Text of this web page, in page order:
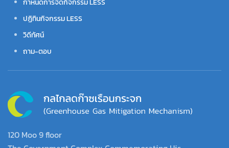
กำหนดการจัดกิจกรรม LESS
ปฏิทินกิจกรรม LESS
วิดีทัศน์
ถาม-ตอบ
120 Moo 9 floor